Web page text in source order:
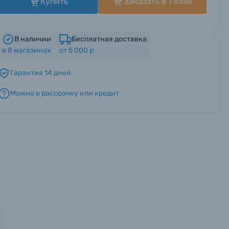
с
В наличии
в 8 магазинах
Бесплатная доставка
от 5 000 р
Гарантия 14 дней
Можно в рассрочку или кредит